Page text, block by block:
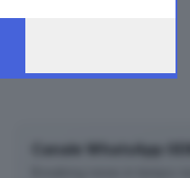
Canale WhatsApp GDB